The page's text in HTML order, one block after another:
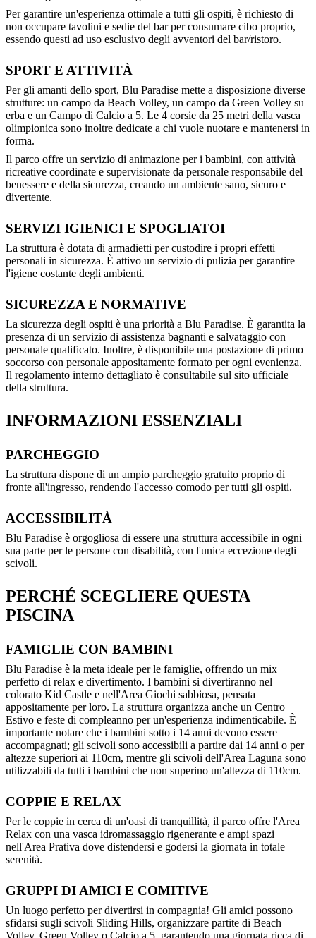
Per garantire un'esperienza ottimale a tutti gli ospiti, è richiesto di
non occupare tavolini e sedie del bar per consumare cibo proprio,
essendo questi ad uso esclusivo degli avventori del bar/ristoro.
SPORT E ATTIVITÀ
Per gli amanti dello sport, Blu Paradise mette a disposizione diverse
strutture: un campo da Beach Volley, un campo da Green Volley su
erba e un Campo di Calcio a 5. Le 4 corsie da 25 metri della vasca
olimpionica sono inoltre dedicate a chi vuole nuotare e mantenersi in
forma.
Il parco offre un servizio di animazione per i bambini, con attività
ricreative coordinate e supervisionate da personale responsabile del
benessere e della sicurezza, creando un ambiente sano, sicuro e
divertente.
SERVIZI IGIENICI E SPOGLIATOI
La struttura è dotata di armadietti per custodire i propri effetti
personali in sicurezza. È attivo un servizio di pulizia per garantire
l'igiene costante degli ambienti.
SICUREZZA E NORMATIVE
La sicurezza degli ospiti è una priorità a Blu Paradise. È garantita la
presenza di un servizio di assistenza bagnanti e salvataggio con
personale qualificato. Inoltre, è disponibile una postazione di primo
soccorso con personale appositamente formato per ogni evenienza.
Il regolamento interno dettagliato è consultabile sul sito ufficiale
della struttura.
INFORMAZIONI ESSENZIALI
PARCHEGGIO
La struttura dispone di un ampio parcheggio gratuito proprio di
fronte all'ingresso, rendendo l'accesso comodo per tutti gli ospiti.
ACCESSIBILITÀ
Blu Paradise è orgogliosa di essere una struttura accessibile in ogni
sua parte per le persone con disabilità, con l'unica eccezione degli
scivoli.
PERCHÉ SCEGLIERE QUESTA
PISCINA
FAMIGLIE CON BAMBINI
Blu Paradise è la meta ideale per le famiglie, offrendo un mix
perfetto di relax e divertimento. I bambini si divertiranno nel
colorato Kid Castle e nell'Area Giochi sabbiosa, pensata
appositamente per loro. La struttura organizza anche un Centro
Estivo e feste di compleanno per un'esperienza indimenticabile. È
importante notare che i bambini sotto i 14 anni devono essere
accompagnati; gli scivoli sono accessibili a partire dai 14 anni o per
altezze superiori ai 110cm, mentre gli scivoli dell'Area Laguna sono
utilizzabili da tutti i bambini che non superino un'altezza di 110cm.
COPPIE E RELAX
Per le coppie in cerca di un'oasi di tranquillità, il parco offre l'Area
Relax con una vasca idromassaggio rigenerante e ampi spazi
nell'Area Prativa dove distendersi e godersi la giornata in totale
serenità.
GRUPPI DI AMICI E COMITIVE
Un luogo perfetto per divertirsi in compagnia! Gli amici possono
sfidarsi sugli scivoli Sliding Hills, organizzare partite di Beach
Volley, Green Volley o Calcio a 5, garantendo una giornata ricca di